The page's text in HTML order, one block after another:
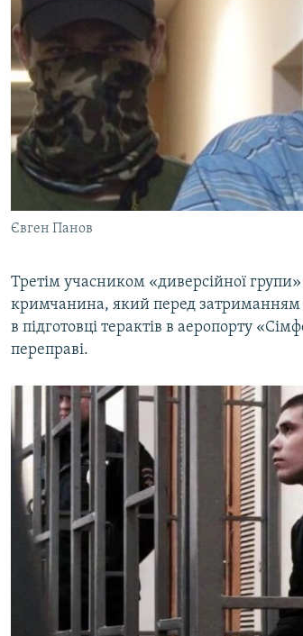
Євген Панов
Третім учасником «диверсійної
кримчанина, який перед
в підготовці терактів в аеропорту
переправі.